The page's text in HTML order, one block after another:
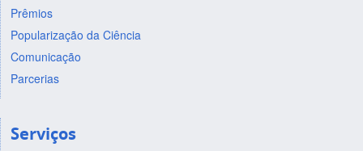
Prêmios
Popularização da Ciência
Comunicação
Parcerias
Serviços